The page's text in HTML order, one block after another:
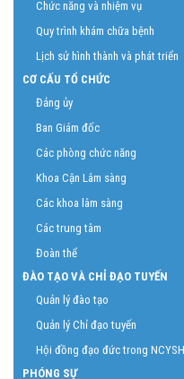
Chức năng và nhiệm vụ
Quy trình khám chữa bệnh
Lịch sử hình thành và phát triển
CƠ CẤU TỔ CHỨC
Đảng ủy
Ban Giám đốc
Các phòng chức năng
Khoa Cận Lâm sàng
Các khoa lâm sàng
Các trung tâm
Đoàn thể
ĐÀO TẠO VÀ CHỈ ĐẠO TUYẾN
Quản lý đào tạo
Quản lý Chỉ đạo tuyến
Hội đồng đạo đức trong NCYSH
PHÓNG SỰ